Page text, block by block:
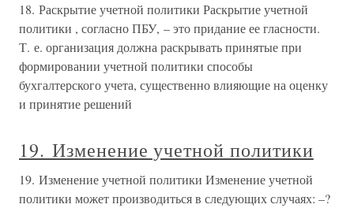
18. Раскрытие учетной политики Раскрытие учетной
политики , согласно ПБУ, – это придание ее гласности.
Т. е. организация должна раскрывать принятые при
формировании учетной политики способы
бухгалтерского учета, существенно влияющие на оценку
и принятие решений
19. Изменение учетной политики
19. Изменение учетной политики Изменение учетной
политики может производиться в следующих случаях: –?